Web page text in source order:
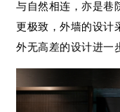
与自然相连，亦是巷
更极致，外墙的设计
外无高差的设计进一